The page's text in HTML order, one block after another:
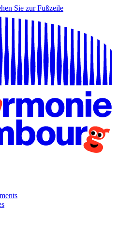
Sie zur Fußzeile